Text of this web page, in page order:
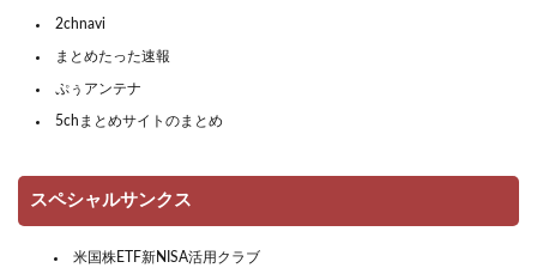
2chnavi
まとめたった速報
ぷぅアンテナ
5chまとめサイトのまとめ
スペシャルサンクス
米国株ETF新NISA活用クラブ